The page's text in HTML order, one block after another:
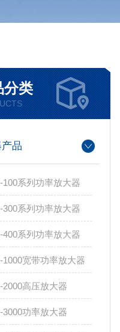
分类
品
100系列功率放大器
300系列功率放大器
400系列功率放大器
1000宽带功率放大器
2000高压放大器
3000功率放大器